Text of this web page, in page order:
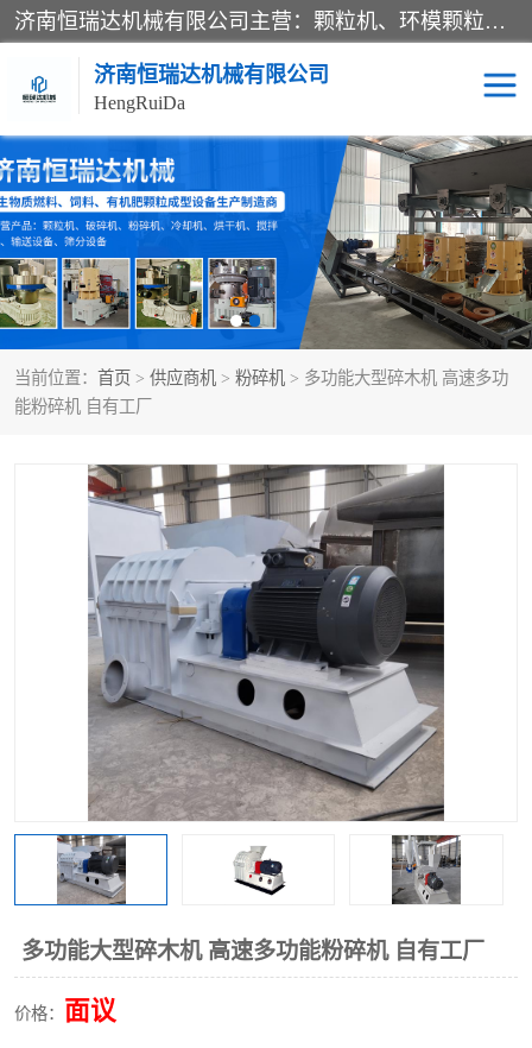
济南恒瑞达机械有限公司主营：颗粒机、环模颗粒机、平模颗粒机、粉碎机、滚筒筛分机、冷却机、颗粒燃烧机、生物质颗粒机、木屑颗粒机、秸秆颗粒机、饲料颗粒机、燃料颗粒机、木材粉碎机、秸秆粉碎机、饲料粉碎机、颗粒冷却机、锯末滚筒筛、锤片粉碎机、滚筒筛、搅拌机等产品。
济南恒瑞达机械有限公司
HengRuiDa
当前位置： 首页 > 供应商机 > 粉碎机 > 多功能大型碎木机 高速多功
能粉碎机 自有工厂
多功能大型碎木机 高速多功能粉碎机 自有工厂
价格： 面议
颗粒机 环模颗粒机
平模颗粒机 生物质颗粒机
秸秆颗粒机 饲料颗粒机
燃料颗粒机 木屑颗粒机
木材粉碎机 锤片粉碎机
搅拌机 冷却机
颗粒冷却机 颗粒燃烧机
滚筒筛 滚筒筛分机
锯末滚筒筛